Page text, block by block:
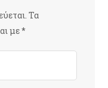
Τα
με*